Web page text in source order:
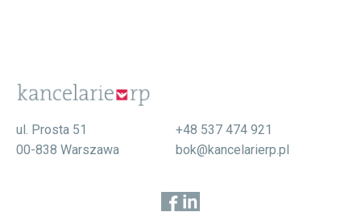
ul. Prosta 51
00-838 Warszawa
+48 537 474 921
bok@kancelarierp.pl